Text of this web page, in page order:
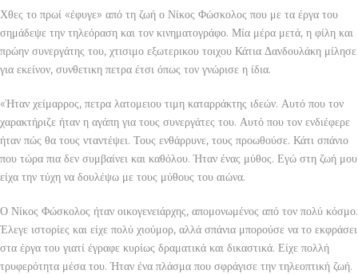
Χθες το πρωί «έφυγε» από τη ζωή ο Νίκος Φώσκολος που με τα έργα του
σημάδεψε την τηλεόραση και τον κινηματογράφο. Μία μέρα μετά, η φίλη και
πρώην συνεργάτης του, χτισιμο εξωτερικου τοιχου Κάτια Δανδουλάκη μίλησε
για εκείνον, συνθετικη πετρα έτσι όπως τον γνώρισε η ίδια.
«Ήταν χείμαρρος, πετρα λατομειου τιμη καταρράκτης ιδεών. Αυτό που τον
χαρακτήριζε ήταν η αγάπη για τους συνεργάτες του. Αυτό που τον ενδιέφερε
ήταν πώς θα τους νταντέψει. Τους ενθάρρυνε, τους προωθούσε. Κάτι σπάνιο
που τώρα πια δεν συμβαίνει και καθόλου. Ήταν ένας μύθος. Εγώ στη ζωή μου
είχα την τύχη να δουλέψω με τους μύθους του αιώνα.
Ο Νίκος Φώσκολος ήταν οικογενειάρχης, απομονωμένος από τον πολύ κόσμο.
Έλεγε ιστορίες και είχε πολύ χιούμορ, αλλά σπάνια μπορούσε να το εκφράσει
στα έργα του γιατί έγραφε κυρίως δραματικά και δικαστικά. Είχε πολλή
τρυφερότητα μέσα του. Ήταν ένα πλάσμα που σφράγισε την τηλεοπτική ζωή.